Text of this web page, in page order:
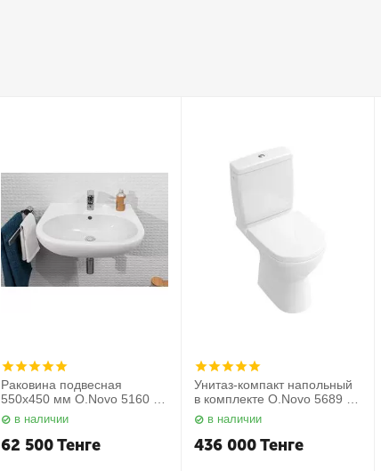
Раковина подвесная
550х450 мм O.Novo 5160 55
01 Villeroy&Boch
в наличии
62 500Тенге
Унитаз-компакт напольный
в комплекте O.Novo 5689 10
01 Villeroy&Boch
в наличии
436 000Тенге